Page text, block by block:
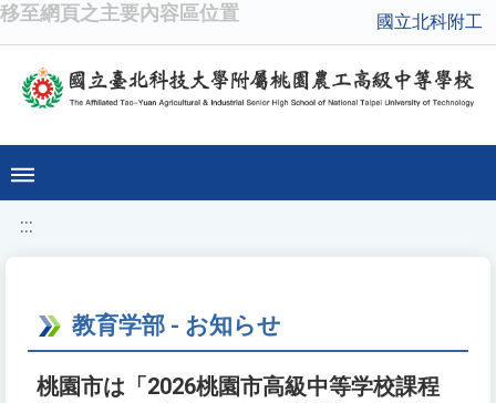
移至網頁之主要內容區位置 國立北科附工
:::
教育学部 - お知らせ
桃園市は「2026桃園市高級中等学校課程